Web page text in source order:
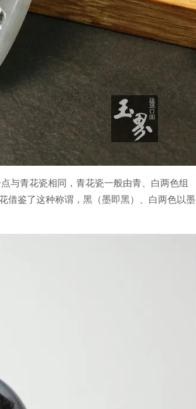
与青花瓷相同，青花瓷一般由青、白两色组
借鉴了这种称谓，黑（墨即黑）、白两色以墨